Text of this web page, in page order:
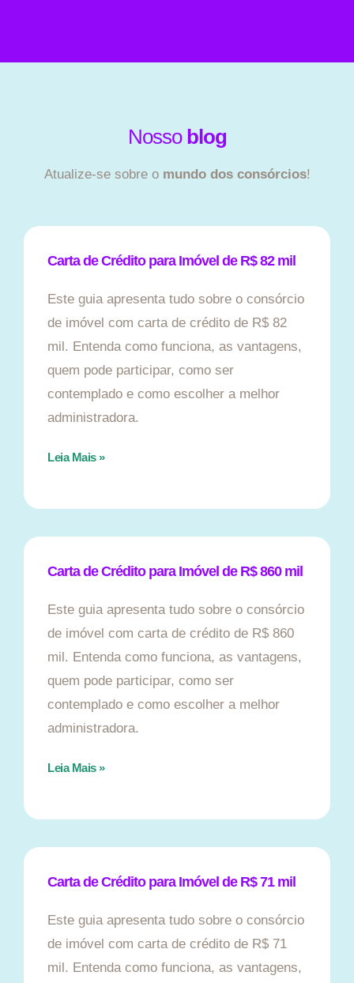
Nosso blog
Atualize-se sobre o mundo dos consórcios!
Carta de Crédito para Imóvel de R$ 82 mil
Este guia apresenta tudo sobre o consórcio
de imóvel com carta de crédito de R$ 82
mil. Entenda como funciona, as vantagens,
quem pode participar, como ser
contemplado e como escolher a melhor
administradora.
Leia Mais »
Carta de Crédito para Imóvel de R$ 860 mil
Este guia apresenta tudo sobre o consórcio
de imóvel com carta de crédito de R$ 860
mil. Entenda como funciona, as vantagens,
quem pode participar, como ser
contemplado e como escolher a melhor
administradora.
Leia Mais »
Carta de Crédito para Imóvel de R$ 71 mil
Este guia apresenta tudo sobre o consórcio
de imóvel com carta de crédito de R$ 71
mil. Entenda como funciona, as vantagens,